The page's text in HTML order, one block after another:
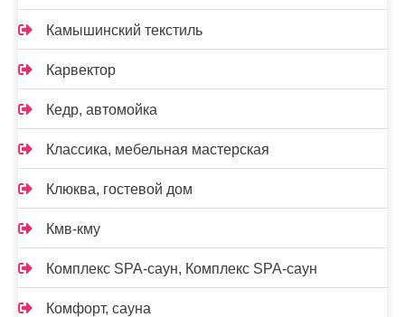
Камышинский текстиль
Карвектор
Кедр, автомойка
Классика, мебельная мастерская
Клюква, гостевой дом
Кмв-кму
Комплекс SPA-саун, Комплекс SPA-саун
Комфорт, сауна